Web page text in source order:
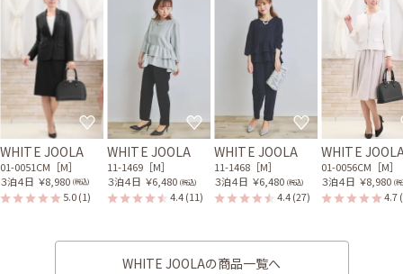
WHITE JOOLA
01-0051CM［M］
３泊４日 ￥8,980 (税込)
5.0(1)
WHITE JOOLA
11-1469［M］
３泊４日 ￥6,480 (税込)
4.4(11)
WHITE JOOLA
11-1468［M］
３泊４日 ￥6,480 (税込)
4.4(27)
WHITE
01-0056CM［M］
３泊４日 ￥8,980 (
4.7
WHITE JOOLAの商品一覧へ